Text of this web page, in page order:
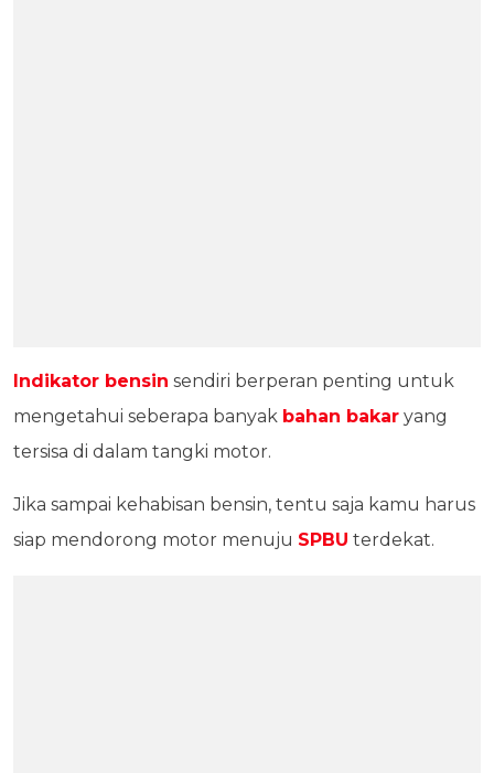
Indikator bensin sendiri berperan penting untuk
mengetahui seberapa banyak bahan bakar yang
tersisa di dalam tangki motor.
Jika sampai kehabisan bensin, tentu saja kamu harus
siap mendorong motor menuju SPBU terdekat.